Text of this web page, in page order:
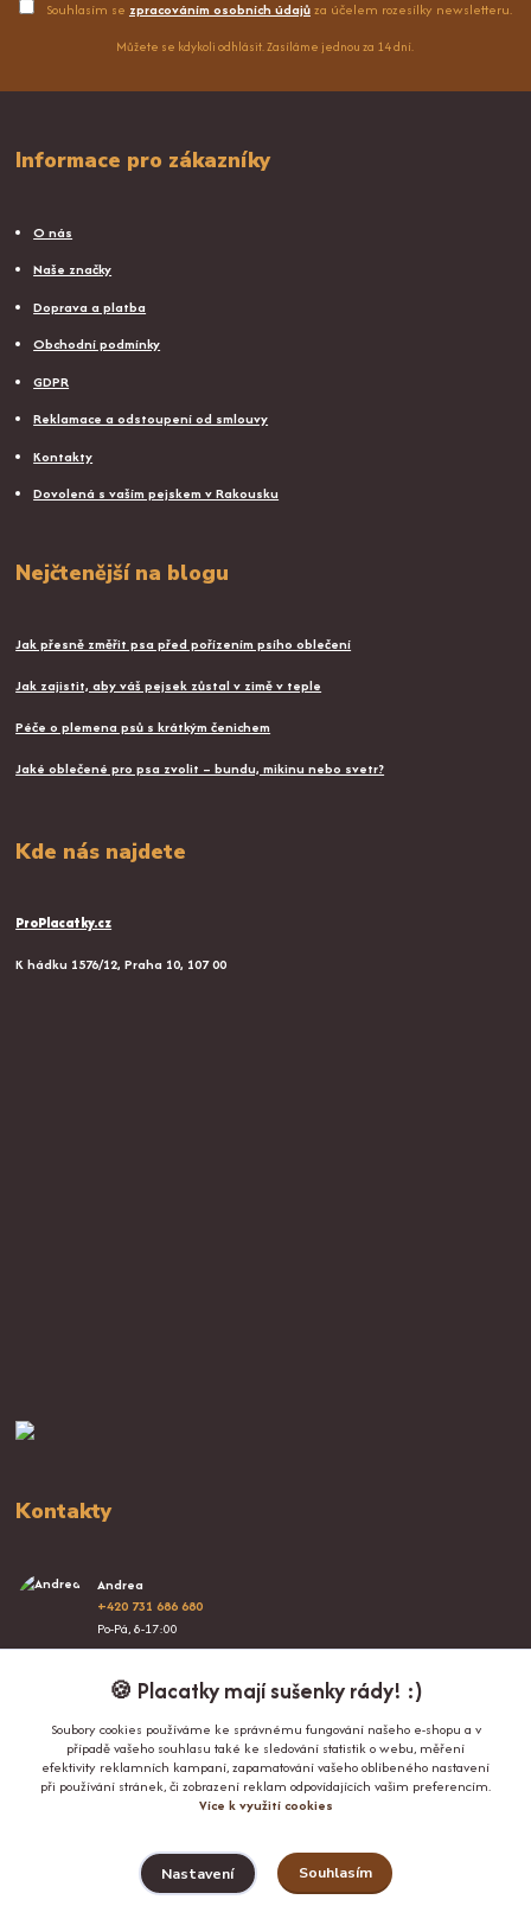
Souhlasím se zpracováním osobních údajůza účelem rozesílky newsletteru.
Můžete se kdykoli odhlásit. Zasíláme jednou za 14 dní.
Informace pro zákazníky
O nás
Naše značky
Doprava a platba
Obchodní podmínky
GDPR
Reklamace a odstoupení od smlouvy
Kontakty
Dovolená s vaším pejskem v Rakousku
Nejčtenější na blogu
Jak přesně změřit psa před pořízením psího oblečení
Jak zajistit, aby váš pejsek zůstal v zimě v teple
Péče o plemena psů s krátkým čenichem
Jaké oblečené pro psa zvolit – bundu, mikinu nebo svetr?
Kde nás najdete
ProPlacatky.cz
K hádku 1576/12, Praha 10, 107 00
Kontakty
Andrea
+420 731 686 680
Po-Pá, 8-17:00
info@proplacatky.cz
Upravit sběr cookies.
🍪 Placatky mají sušenky rády! :)
Soubory cookies používáme ke správnému fungování našeho e-shopu a v
případě vašeho souhlasu také ke sledování statistik o webu, měření
efektivity reklamních kampaní, zapamatování vašeho oblíbeného nastavení
při používání stránek, či zobrazení reklam odpovídajících vašim preferencím.
Více k využití cookies
Nastavení Souhlasím